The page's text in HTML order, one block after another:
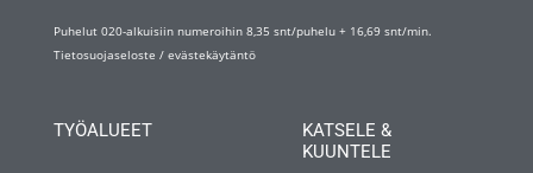
Puhelut 020-alkuisiin numeroihin 8,35 snt/puhelu + 16,69 snt/min.
Tietosuojaseloste / evästekäytäntö
TYÖALUEET
KATSELE &
KUUNTELE